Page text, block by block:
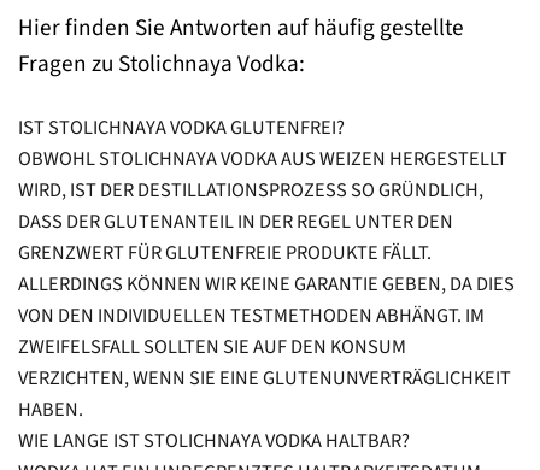
Hier finden Sie Antworten auf häufig gestellte
Fragen zu Stolichnaya Vodka:
IST STOLICHNAYA VODKA GLUTENFREI?
OBWOHL STOLICHNAYA VODKA AUS WEIZEN HERGESTELLT
WIRD, IST DER DESTILLATIONSPROZESS SO GRÜNDLICH,
DASS DER GLUTENANTEIL IN DER REGEL UNTER DEN
GRENZWERT FÜR GLUTENFREIE PRODUKTE FÄLLT.
ALLERDINGS KÖNNEN WIR KEINE GARANTIE GEBEN, DA DIES
VON DEN INDIVIDUELLEN TESTMETHODEN ABHÄNGT. IM
ZWEIFELSFALL SOLLTEN SIE AUF DEN KONSUM
VERZICHTEN, WENN SIE EINE GLUTENUNVERTRÄGLICHKEIT
HABEN.
WIE LANGE IST STOLICHNAYA VODKA HALTBAR?